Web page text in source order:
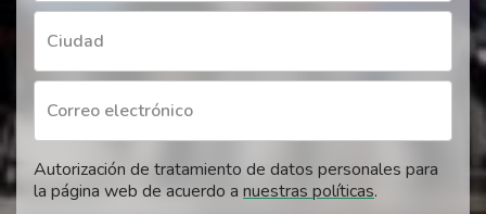
Ciudad
Correo electrónico
Autorización de tratamiento de datos personales para
la página web de acuerdo a nuestras políticas.